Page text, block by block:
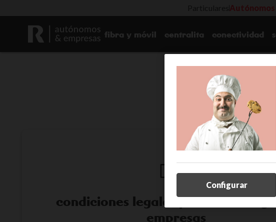
Autónomos
fibra y móvil centralita conectividad
condiciones legalesportfolio antiguo
empresas
Configurar